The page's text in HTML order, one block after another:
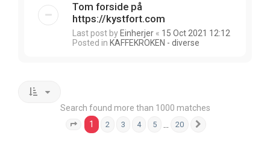
Tom forside på
https://kystfort.com
Last post by Einherjer « 15 Oct 2021 12:12
Posted in KAFFEKROKEN - diverse
Search found more than 1000 matches
Page 1 of 20
1 2 3 4 5 20